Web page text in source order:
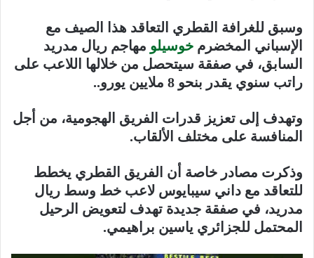
وسبق للغرافة القطري التعاقد هذا الصيف مع
الإسباني المخضرم خوسيلو مهاجم ريال مدريد
السابق، في صفقة سيتحصل من خلالها اللاعب على
راتب سنوي يقدر بنحو 8 ملايين يورو..
وتهدف إلى تعزيز قدرات الفريق الهجومية، من أجل
المنافسة على مختلف الألقاب.
وذكرت مصادر خاصة أن الفريق القطري يخطط
للتعاقد مع داني سيبايوس لاعب خط وسط ريال
مدريد، في صفقة جديدة تهدف لتعويض الرحيل
المحتمل للجزائري ياسين براهيمي.